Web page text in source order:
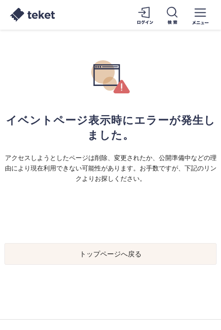
イベントページ表示時にエラーが発生し
ました。
アクセスしようとしたページは削除、変更されたか、公開準備中などの理
由により現在利用できない可能性があります。お手数ですが、下記のリン
クよりお探しください。
トップページへ戻る